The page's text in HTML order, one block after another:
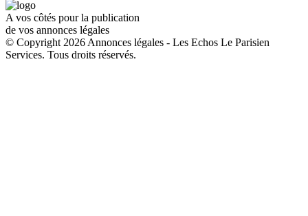
A vos côtés pour la publication
de vos annonces légales
© Copyright 2026 Annonces légales - Les Echos Le Parisien
Services. Tous droits réservés.